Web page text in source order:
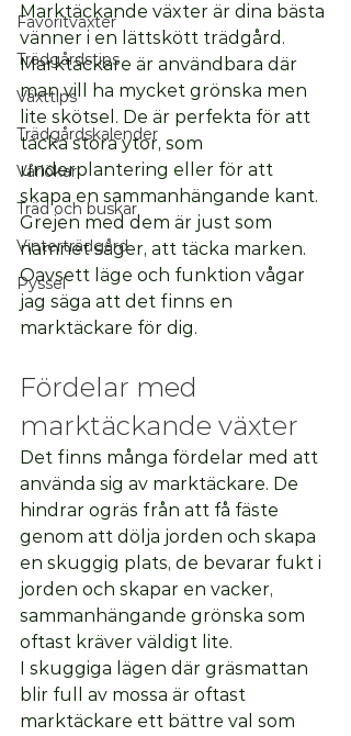
Favoritväxter
Trädgårdstips
Växttips
Trädgårdskalender
Vårlökar
Träd och buskar
Vinterträdgård
Pyssel
Marktäckande växter är dina bästa
vänner i en lättskött trädgård.
Marktäckare är användbara där
man vill ha mycket grönska men
lite skötsel. De är perfekta för att
täcka stora ytor, som
underplantering eller för att
skapa en sammanhängande kant.
Grejen med dem är just som
namnet säger, att täcka marken.
Oavsett läge och funktion vågar
jag säga att det finns en
marktäckare för dig.
Fördelar med
marktäckande växter
Det finns många fördelar med att
använda sig av marktäckare. De
hindrar ogräs från att få fäste
genom att dölja jorden och skapa
en skuggig plats, de bevarar fukt i
jorden och skapar en vacker,
sammanhängande grönska som
oftast kräver väldigt lite.
I skuggiga lägen där gräsmattan
blir full av mossa är oftast
marktäckare ett bättre val som